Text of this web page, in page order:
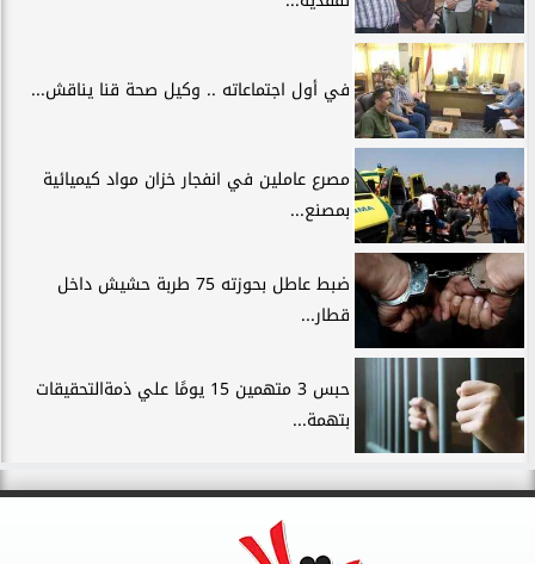
في أول اجتماعاته .. وكيل صحة قنا يناقش...
مصرع عاملين في انفجار خزان مواد كيميائية
بمصنع...
ضبط عاطل بحوزته 75 طربة حشيش داخل
قطار...
حبس 3 متهمين 15 يومًا علي ذمةالتحقيقات
بتهمة...